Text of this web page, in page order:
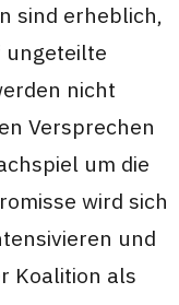
sind erheblich,
ungeteilte
nicht
Versprechen
um die
wird sich
und
Koalition als